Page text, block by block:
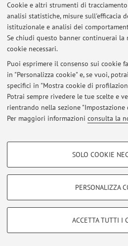
Cookie e altri strumenti di
analisi statistiche, misure sull'efficacia
istituzionale e analisi dei
Se chiudi questo banner continuerai la
cookie necessari.
Puoi esprimere il consenso sui cookie
in "Personalizza cookie" e, se vuoi,
specifici in "Mostra cookie di
Potrai sempre rivedere le tue scelte e
rientrando nella sezione "Impostazione
Per maggiori informazioni consulta la
COOKIE DI PROFILAZIONE -
COOKIE TECNICI - NECESSARI
Si tratta di cookie tecnici utilizzati, a
SOLO COOKIE
PERSONALIZZA
ACCETTA TUTTI I
Ultimi
Calendario esami del 21 luglio 2026
Pubblicato il: 18 luglio 2026
Esami del 21 luglio 2026
Pubblicato il: 14 luglio 2026
Calendario esami del 7 luglio 2026
Pubblicato il: 05 luglio 2026
Area riservata
Accedi tramiteloginper gestire tutti i
Zamboni, 33 - 40126 Bologna -
Privacy|Note legali|